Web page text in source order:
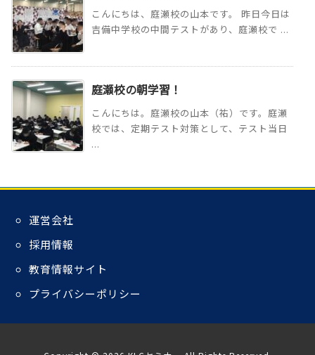
こんにちは、庭瀬校の山本です。 昨日今日は
吉備中学校の中間テストがあり、庭瀬校で ...
庭瀬校の朝学習！
こんにちは。庭瀬校の山本（祐）です。庭瀬
校では、定期テスト対策として、テスト当日
...
運営会社
採用情報
教育情報サイト
プライバシーポリシー